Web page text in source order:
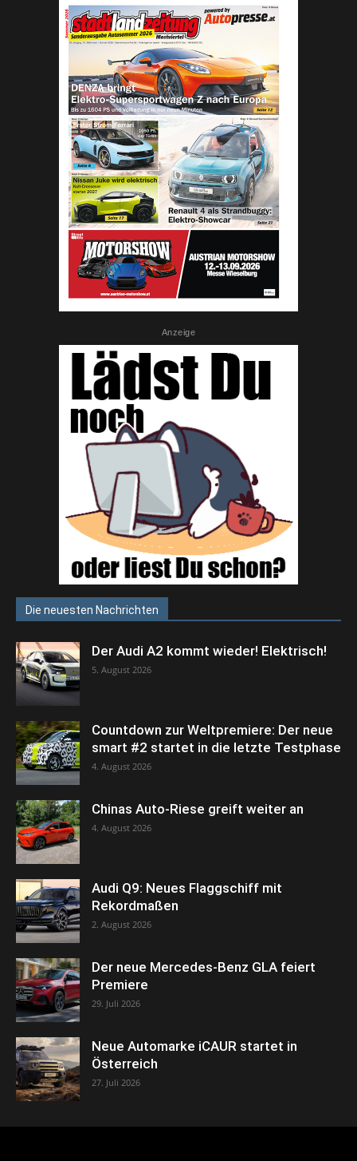
Anzeige
Die neuesten Nachrichten
Der Audi A2 kommt wieder! Elektrisch!
5. August 2026
Countdown zur Weltpremiere: Der neue
smart #2 startet in die letzte Testphase
4. August 2026
Chinas Auto-Riese greift weiter an
4. August 2026
Audi Q9: Neues Flaggschiff mit
Rekordmaßen
2. August 2026
Der neue Mercedes-Benz GLA feiert
Premiere
29. Juli 2026
Neue Automarke iCAUR startet in
Österreich
27. Juli 2026